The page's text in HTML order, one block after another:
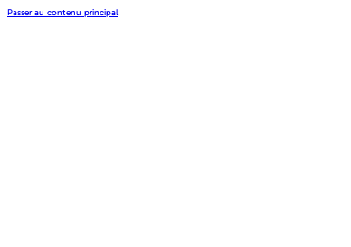
Passer au contenu principal